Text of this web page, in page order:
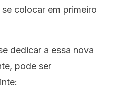
colocar em primeiro
dedicar a essa nova
pode ser